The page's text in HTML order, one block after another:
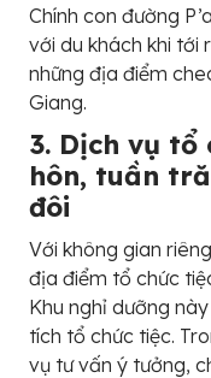
Chính con đường
với du khách khi tới
những địa điểm
Giang.
3. Dịch vụ tổ
hôn, tuần
đôi
Với không gian
địa điểm tổ chức
Khu nghỉ dưỡng
tích tổ chức tiệc.
vụ tư vấn ý tưởng,